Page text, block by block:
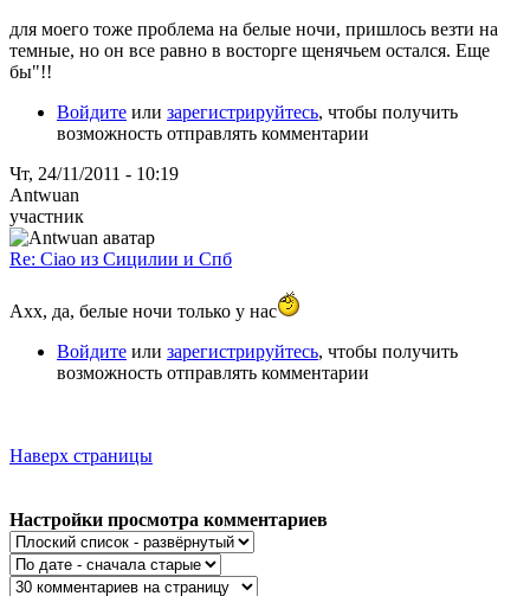
для моего тоже проблема на белые ночи, пришлось везти на
темные, но он все равно в восторге щенячьем остался. Еще
бы"!!
Войдите или зарегистрируйтесь, чтобы получить
возможность отправлять комментарии
Чт, 24/11/2011 - 10:19
Antwuan
участник
Re: Ciao из Сицилии и Спб
Ахх, да, белые ночи только у нас
Войдите или зарегистрируйтесь, чтобы получить
возможность отправлять комментарии
Наверх страницы
Настройки просмотра комментариев